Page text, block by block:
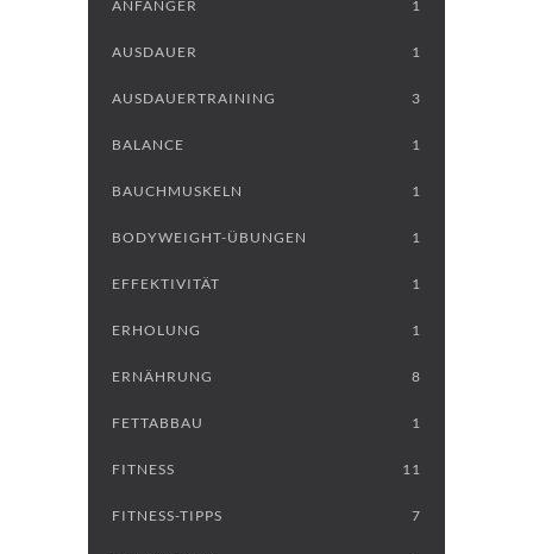
ANFÄNGER 1
AUSDAUER 1
AUSDAUERTRAINING 3
BALANCE 1
BAUCHMUSKELN 1
BODYWEIGHT-ÜBUNGEN 1
EFFEKTIVITÄT 1
ERHOLUNG 1
ERNÄHRUNG 8
FETTABBAU 1
FITNESS 11
FITNESS-TIPPS 7